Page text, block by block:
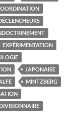
EXPÉRIMENTATION
JAPONAISE
MINTZBERG